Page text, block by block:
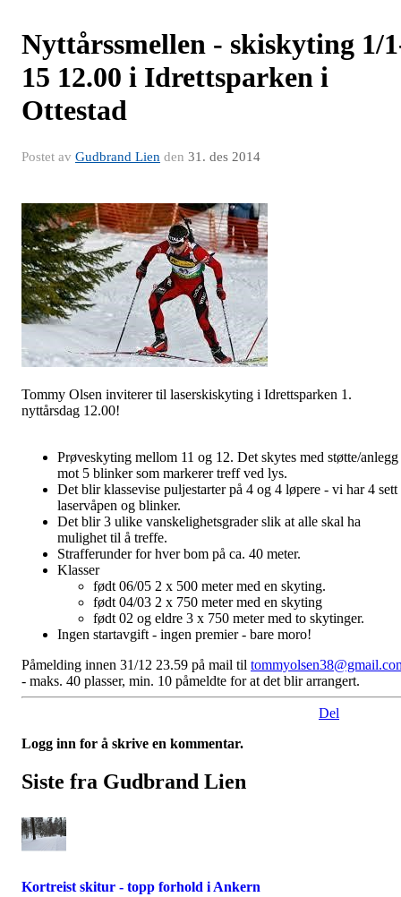
Nyttårssmellen - skiskyting 1/
15 12.00 i Idrettsparken i
Ottestad
Postet av Gudbrand Lien den 31. des 2014
Tommy Olsen inviterer til laserskiskyting i Idrettsparken 1.
nyttårsdag 12.00!
Prøveskyting mellom 11 og 12. Det skytes med støtte/anlegg
mot 5 blinker som markerer treff ved lys.
Det blir klassevise puljestarter på 4 og 4 løpere - vi har 4 sett
laservåpen og blinker.
Det blir 3 ulike vanskelighetsgrader slik at alle skal ha
mulighet til å treffe.
Strafferunder for hver bom på ca. 40 meter.
Klasser
født 06/05 2 x 500 meter med en skyting.
født 04/03 2 x 750 meter med en skyting
født 02 og eldre 3 x 750 meter med to skytinger.
Ingen startavgift - ingen premier - bare moro!
Påmelding innen 31/12 23.59 på mail til
- maks. 40 plasser, min. 10 påmeldte for at det blir arrangert.
Del
Logg inn for å skrive en kommentar.
Siste fra Gudbrand Lien
Kortreist skitur - topp forhold i Ankern